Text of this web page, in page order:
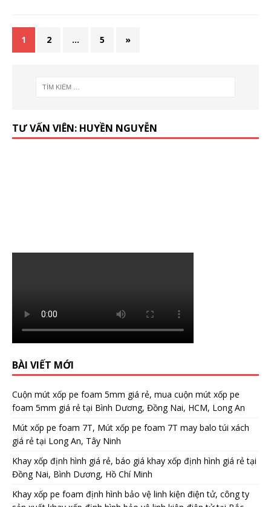
1 2 … 5 »
TƯ VẤN VIÊN: HUYỀN NGUYỄN
BÀI VIẾT MỚI
Cuộn mút xốp pe foam 5mm giá rẻ, mua cuộn mút xốp pe
foam 5mm giá rẻ tại Bình Dương, Đồng Nai, HCM, Long An
Mút xốp pe foam 7T, Mút xốp pe foam 7T may balo túi xách
giá rẻ tại Long An, Tây Ninh
Khay xốp định hình giá rẻ, báo giá khay xốp định hình giá rẻ tại
Đồng Nai, Bình Dương, Hồ Chí Minh
Khay xốp pe foam định hình bảo vệ linh kiện điện tử, công ty